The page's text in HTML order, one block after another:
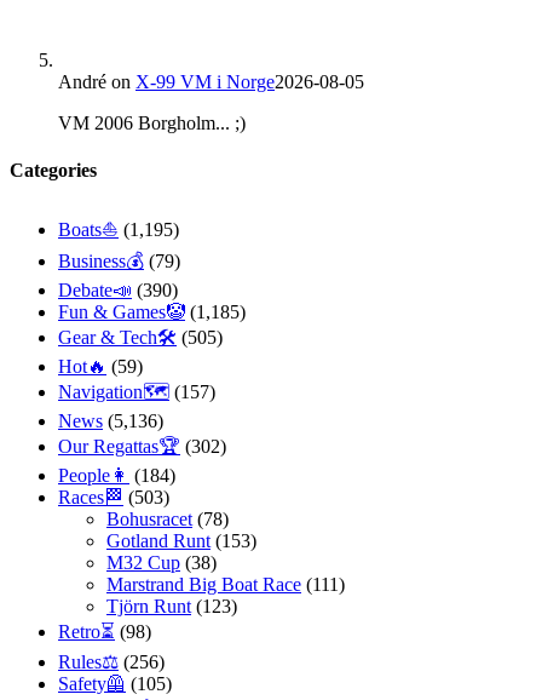
André on X-99 VM i Norge2026-08-05
VM 2006 Borgholm... ;)
Categories
Boats⛵️ (1,195)
Business💰 (79)
Debate📣 (390)
Fun & Games🤡 (1,185)
Gear & Tech🛠 (505)
Hot🔥 (59)
Navigation🗺 (157)
News (5,136)
Our Regattas🏆 (302)
People👩 (184)
Races🏁 (503)
Bohusracet (78)
Gotland Runt (153)
M32 Cup (38)
Marstrand Big Boat Race (111)
Tjörn Runt (123)
Retro⏳ (98)
Rules⚖️ (256)
Safety🦺 (105)